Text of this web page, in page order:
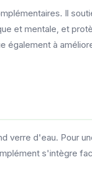
Il
et mentale, et
également à
verre d'eau. Pour
s'intègre